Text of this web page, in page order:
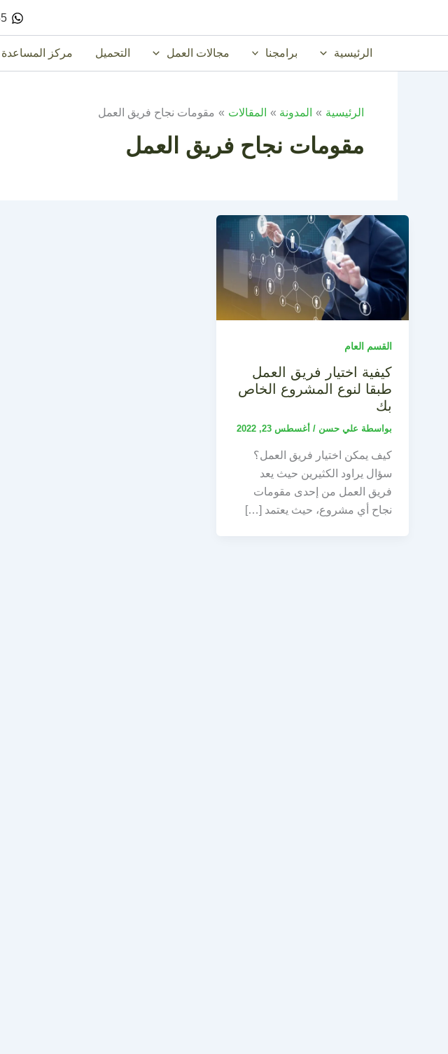
الرئيسية برامجنا مجالات العمل التحميل مركز المساعدة
الرئيسية المدونة المقالات مقومات نجاح فريق العمل
مقومات نجاح فريق العمل
القسم العام
كيفية اختيار فريق العمل
طبقا لنوع المشروع الخاص
بك
بواسطة علي حسن / أغسطس 23, 2022
كيف يمكن اختيار فريق العمل؟
سؤال يراود الكثيرين حيث يعد
فريق العمل من إحدى مقومات
نجاح أي مشروع، حيث يعتمد […]